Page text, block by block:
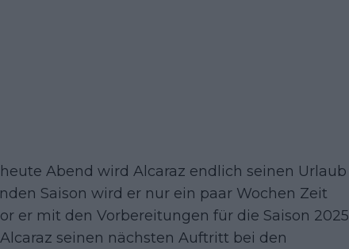
Abend wird Alcaraz endlich seinen Urlaub
Saison wird er nur ein paar Wochen Zeit
er mit den Vorbereitungen für die Saison 2025
seinen nächsten Auftritt bei den